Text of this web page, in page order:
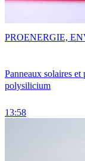
Panneaux solaires
polysilicium
13:58
PROENERGIE,